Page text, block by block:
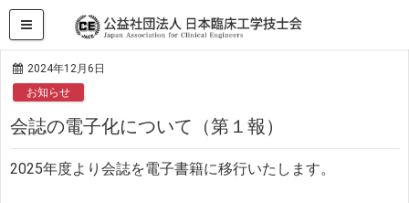
HOME お知らせ 会誌の電子化について（第１報）
2024年12月6日
お知らせ
会誌の電子化について（第１報）
2025年度より会誌を電子書籍に移行いたします。